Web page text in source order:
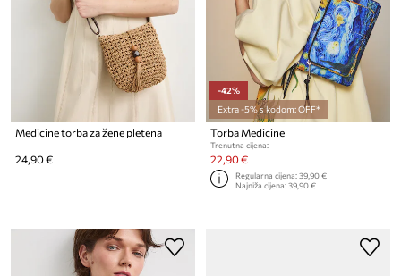
Medicine torba za žene pletena
24,90 €
-42%
Extra -5% s kodom: OFF*
Torba Medicine
Trenutna cijena:
22,90 €
Regularna cijena:39,90 €
Najniža cijena:39,90 €